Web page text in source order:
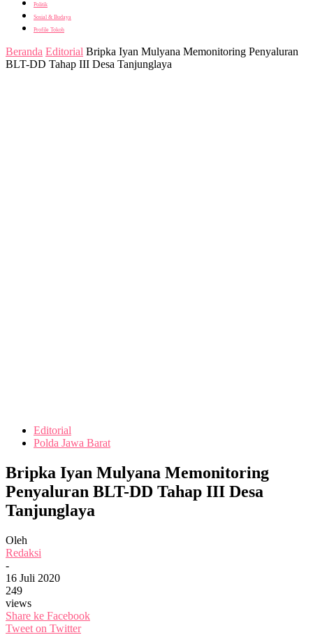
Politik
Sosial & Budaya
Profile Tokoh
Beranda Editorial Bripka Iyan Mulyana Memonitoring Penyaluran
BLT-DD Tahap III Desa Tanjunglaya
Editorial
Polda Jawa Barat
Bripka Iyan Mulyana Memonitoring
Penyaluran BLT-DD Tahap III Desa
Tanjunglaya
Oleh
Redaksi
-
16 Juli 2020
249
views
Share ke Facebook
Tweet on Twitter